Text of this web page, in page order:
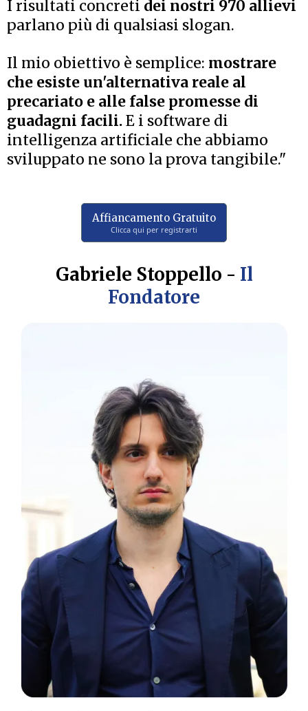
I risultati concreti dei nostri 970 allievi
parlano più di qualsiasi slogan.
Il mio obiettivo è semplice: mostrare
che esiste un'alternativa reale al
precariato e alle false promesse di
guadagni facili.E i software di
intelligenza artificiale che abbiamo
sviluppato ne sono la prova tangibile."
Affiancamento Gratuito
Clicca qui per registrarti
Gabriele Stoppello - Il
Fondatore